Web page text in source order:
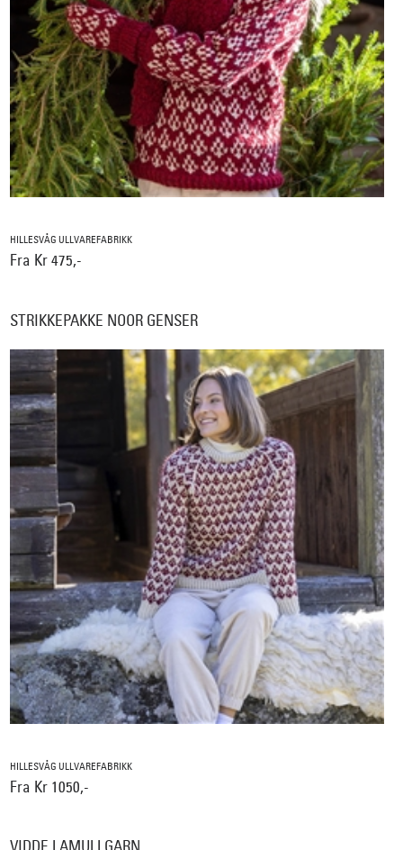
HILLESVÅG ULLVAREFABRIKK
Fra Kr 475,-
STRIKKEPAKKE NOOR GENSER
HILLESVÅG ULLVAREFABRIKK
Fra Kr 1050,-